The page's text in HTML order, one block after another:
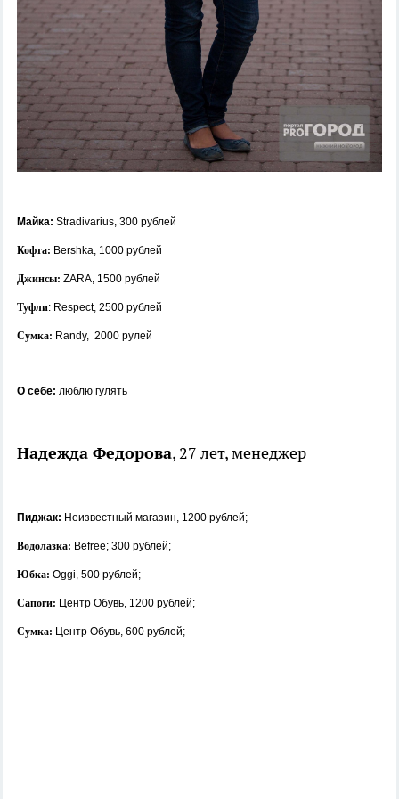
Майка: Stradivarius, 300 рублей
Кофта: Bershka, 1000 рублей
Джинсы: ZARA, 1500 рублей
Туфли: Respect, 2500 рублей
Сумка: Randy, 2000 рулей
О себе: люблю гулять
Надежда Федорова, 27 лет, менеджер
Пиджак: Неизвестный магазин, 1200 рублей;
Водолазка: Befree; 300 рублей;
Юбка: Oggi, 500 рублей;
Сапоги: Центр Обувь, 1200 рублей;
Сумка: Центр Обувь, 600 рублей;